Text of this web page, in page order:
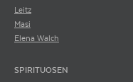
Leitz
Masi
Elena Walch
SPIRITUOSEN